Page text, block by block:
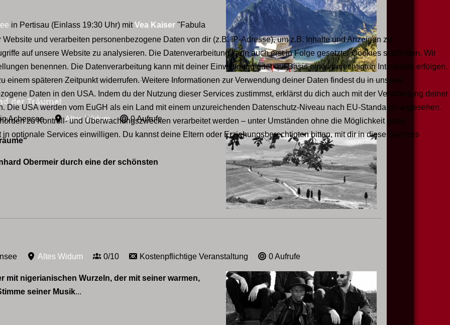
in Pertisau (Einlass 19:30 Uhr) mitVea Kaiser "Fabula
der Träume!
Achensee Altes Widum 0 Aufrufe
Obermeir durch eine der schönsten
Altes Widum 0/10 Kostenpflichtige Veranstaltung 0 Aufrufe
mit nigerianischen Wurzeln, der mit seiner warmen,
seiner Musik...
und verarbeiten personenbezogene Daten von dir (z.B. IP-Adresse), um z.B. Inhalte und Anzeigen zu
auf unsere Website zu analysieren. Die Datenverarbeitung kann auch erst in Folge gesetzter Cookies stattfinden. Wir
benennen. Die Datenverarbeitung kann mit deiner Einwilligung oder auf Basis eines berechtigten Interesses erfolgen.
späteren Zeitpunkt widerrufen. Weitere Informationen zur Verwendung deiner Daten findest du in unserer
Daten in den USA. Indem du der Nutzung dieser Services zustimmst, erklärst du dich auch mit der Verarbeitung deiner
Die USA werden vom EuGH als ein Land mit einem unzureichenden Datenschutz-Niveau nach EU-Standards angesehen.
zu Kontroll- und Überwachungszwecken verarbeitet werden – unter Umständen ohne die Möglichkeit eines
optionale Services einwilligen. Du kannst deine Eltern oder Erziehungsberechtigten bitten, mit dir in diese Services